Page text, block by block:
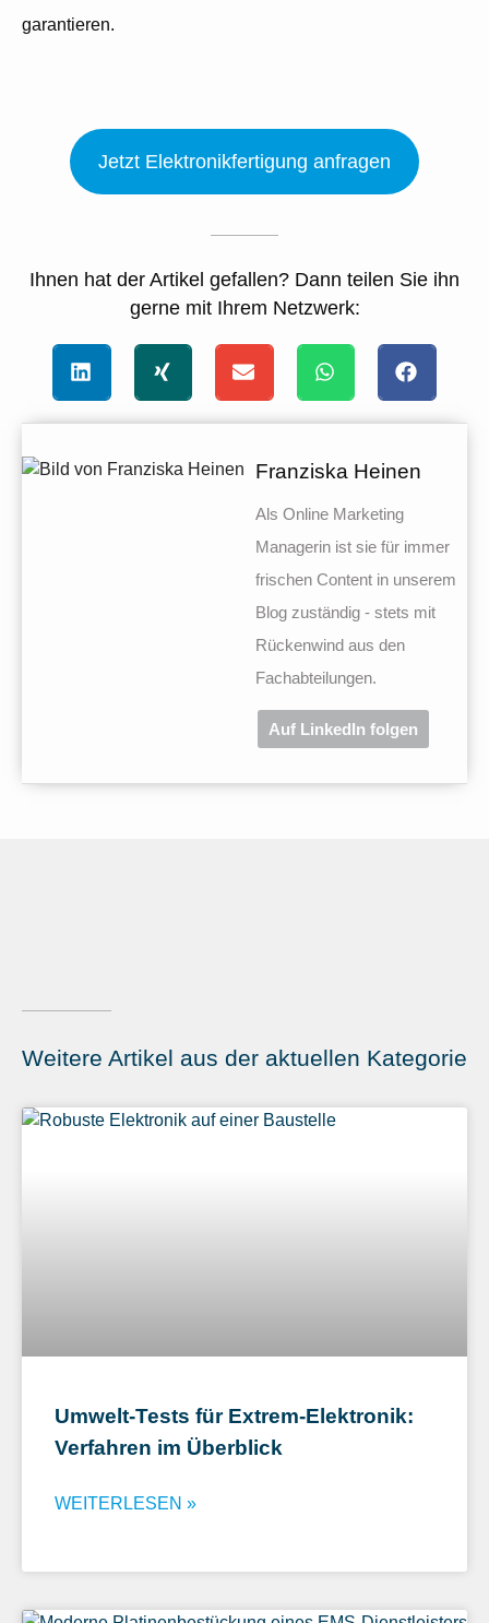
garantieren.
Jetzt Elektronikfertigung anfragen
Ihnen hat der Artikel gefallen? Dann teilen Sie ihn
gerne mit Ihrem Netzwerk:
Franziska Heinen
Als Online Marketing
Managerin ist sie für immer
frischen Content in unserem
Blog zuständig - stets mit
Rückenwind aus den
Fachabteilungen.
Auf LinkedIn folgen
Weitere Artikel aus der aktuellen Kategorie
Umwelt-Tests für Extrem-Elektronik:
Verfahren im Überblick
WEITERLESEN »